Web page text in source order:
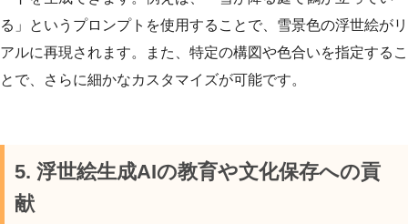
る」というプロンプトを使用することで、雪景色の浮世絵がリ
アルに再現されます。また、特定の構図や色合いを指定するこ
とで、さらに細かなカスタマイズが可能です。
5. 浮世絵生成AIの教育や文化保存への貢
献